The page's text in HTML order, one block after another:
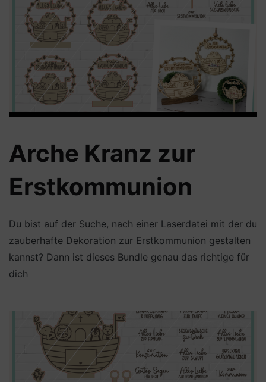
Arche Kranz zur
Erstkommunion
Du bist auf der Suche, nach einer Laserdatei mit der du
zauberhafte Dekoration zur Erstkommunion gestalten
kannst? Dann ist dieses Bundle genau das richtige für
dich